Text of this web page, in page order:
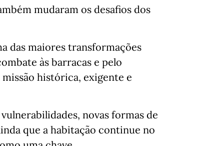
mudaram os desafios dos
das maiores transformações
às barracas e pelo
histórica, exigente e
novas formas de
que a habitação continue no